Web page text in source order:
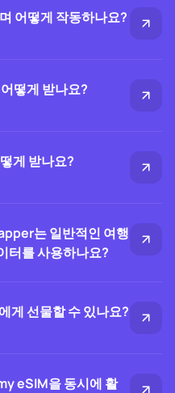
어떻게 작동하나요?
떻게 받나요?
게 받나요?
는 일반적인 여행
터를 사용하나요?
게 선물할 수 있나요?
eSIM을 동시에 활